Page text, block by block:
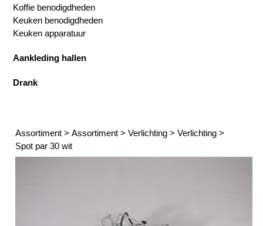
Koffie benodigdheden
Keuken benodigdheden
Keuken apparatuur
Aankleding hallen
Drank
Assortiment >Assortiment >Verlichting >Verlichting >
Spot par 30 wit